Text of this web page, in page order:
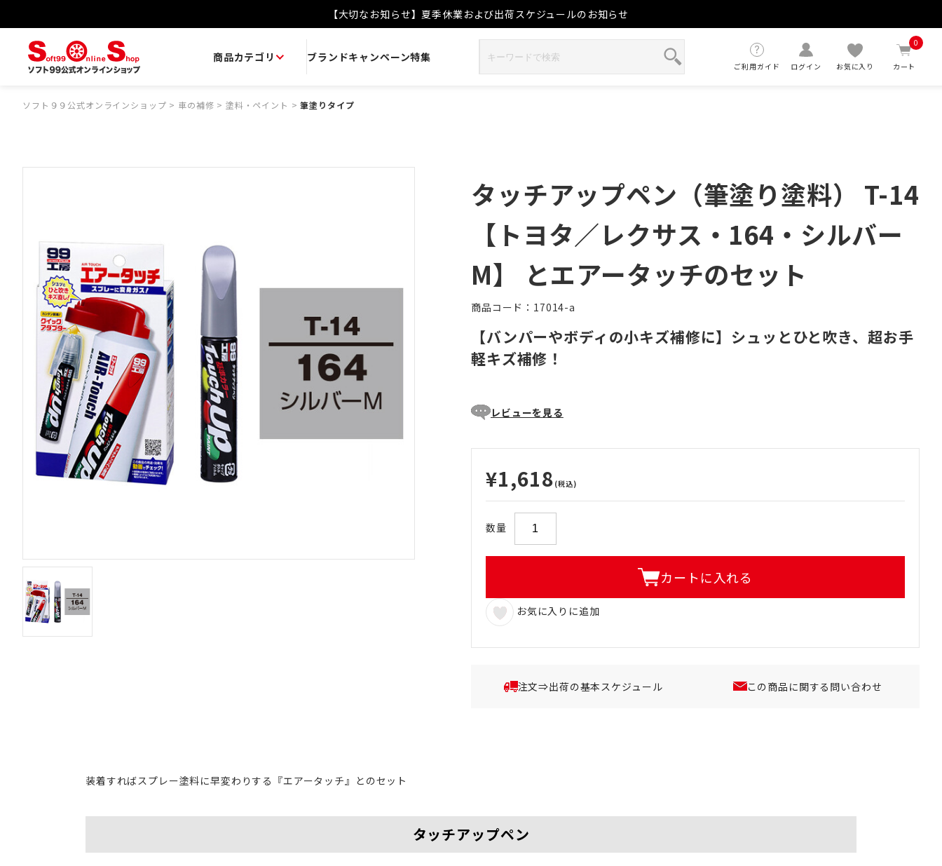
【大切なお知らせ】夏季休業および出荷スケジュールのお知らせ
商品カテゴリ ブランドキャンペーン特集
ご利用ガイド ログイン お気に入り カート
0
ソフト９９公式オンラインショップ > 車の補修 > 塗料・ペイント > 筆塗りタイプ
タッチアップペン（筆塗り塗料） T-14
【トヨタ／レクサス・164・シルバー
M】 とエアータッチのセット
商品コード：17014-a
【バンパーやボディの小キズ補修に】シュッとひと吹き、超お手
軽キズ補修！
レビューを見る
¥1,618 (税込)
数量
カートに入れる
お気に入りに追加
注文⇒出荷の基本スケジュール この商品に関する問い合わせ
装着すればスプレー塗料に早変わりする『エアータッチ』とのセット
タッチアップペン